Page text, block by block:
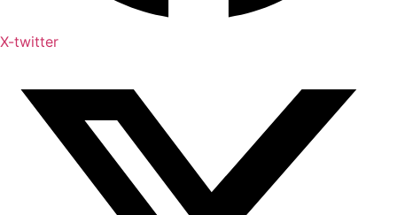
X-twitter